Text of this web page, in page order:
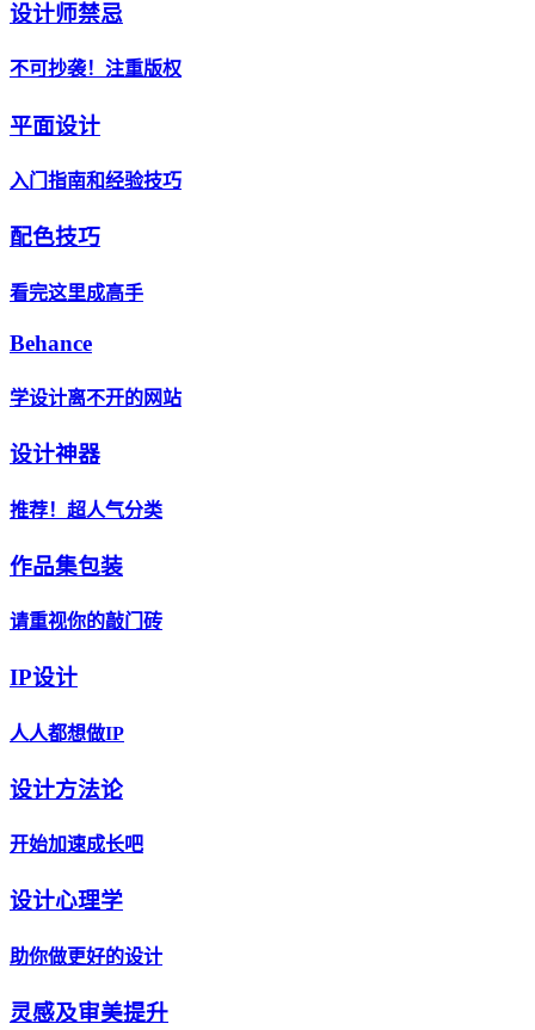
设计师禁忌
不可抄袭！注重版权
平面设计
入门指南和经验技巧
配色技巧
看完这里成高手
Behance
学设计离不开的网站
设计神器
推荐！超人气分类
作品集包装
请重视你的敲门砖
IP设计
人人都想做IP
设计方法论
开始加速成长吧
设计心理学
助你做更好的设计
灵感及审美提升